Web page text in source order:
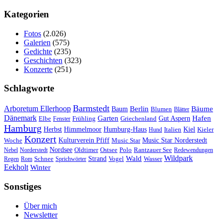
Kategorien
Fotos (2.026)
Galerien (575)
Gedichte (235)
Geschichten (323)
Konzerte (251)
Schlagworte
Arboretum Ellerhoop Barmstedt Baum Berlin Blumen Blätter Bäume
Dänemark Elbe Fenster Frühling Garten Griechenland Gut Aspern Hafen
Hamburg Herbst Himmelmoor Humburg-Haus Hund Italien Kiel Kieler
Woche Konzert Kulturverein Pfiff Music Star Music Star Norderstedt
Nebel Norderstedt Nordsee Oldtimer Ostsee Polo Rantzauer See Redewendungen
Regen Rom Schnee Sprichwörter Strand Vogel Wald Wasser Wildpark
Eekholt Winter
Sonstiges
Über mich
Newsletter